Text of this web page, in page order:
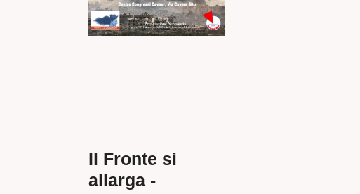
Il Fronte si
allarga -